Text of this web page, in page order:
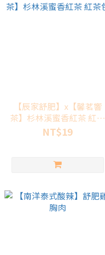
【辰家舒肥】x【馨茗響
茶】杉林溪蜜香紅茶 紅茶
包
NT$19